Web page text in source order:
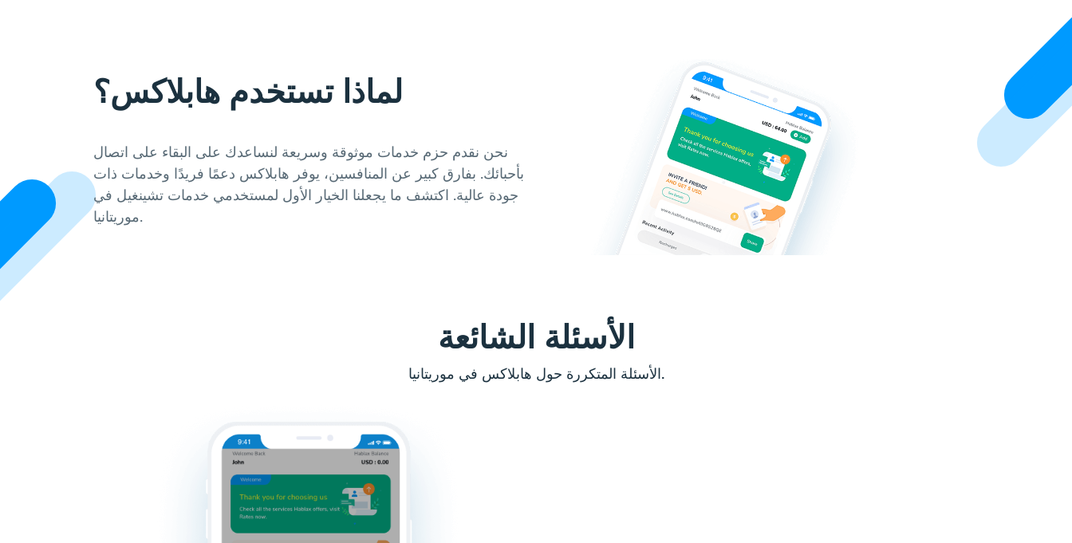
لماذا تستخدم هابلاكس؟
نحن نقدم حزم خدمات موثوقة وسريعة لنساعدك على البقاء على اتصال
بأحبائك. بفارق كبير عن المنافسين، يوفر هابلاكس دعمًا فريدًا وخدمات ذات
جودة عالية. اكتشف ما يجعلنا الخيار الأول لمستخدمي خدمات تشينغيل في
موريتانيا.
الأسئلة الشائعة
الأسئلة المتكررة حول هابلاكس في موريتانيا.